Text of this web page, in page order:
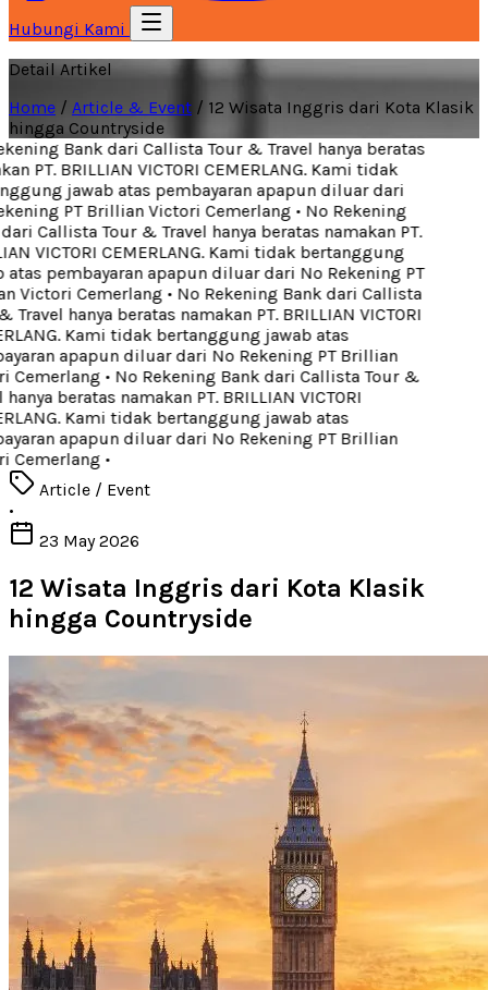
Hubungi Kami
Detail Artikel
Home / Article & Event / 12 Wisata Inggris dari Kota Klasik
hingga Countryside
Bank dari Callista Tour & Travel hanya beratas
PT. BRILLIAN VICTORI CEMERLANG. Kami tidak
jawab atas pembayaran apapun diluar dari
PT Brillian Victori Cemerlang• No Rekening
Callista Tour & Travel hanya beratas namakan PT.
VICTORI CEMERLANG. Kami tidak bertanggung
pembayaran apapun diluar dari No Rekening PT
Victori Cemerlang• No Rekening Bank dari Callista
hanya beratas namakan PT. BRILLIAN VICTORI
Kami tidak bertanggung jawab atas
apapun diluar dari No Rekening PT Brillian
Cemerlang• No Rekening Bank dari Callista Tour &
beratas namakan PT. BRILLIAN VICTORI
Kami tidak bertanggung jawab atas
apapun diluar dari No Rekening PT Brillian
Cemerlang•
Article / Event
•
23 May 2026
12 Wisata Inggris dari Kota Klasik
hingga Countryside